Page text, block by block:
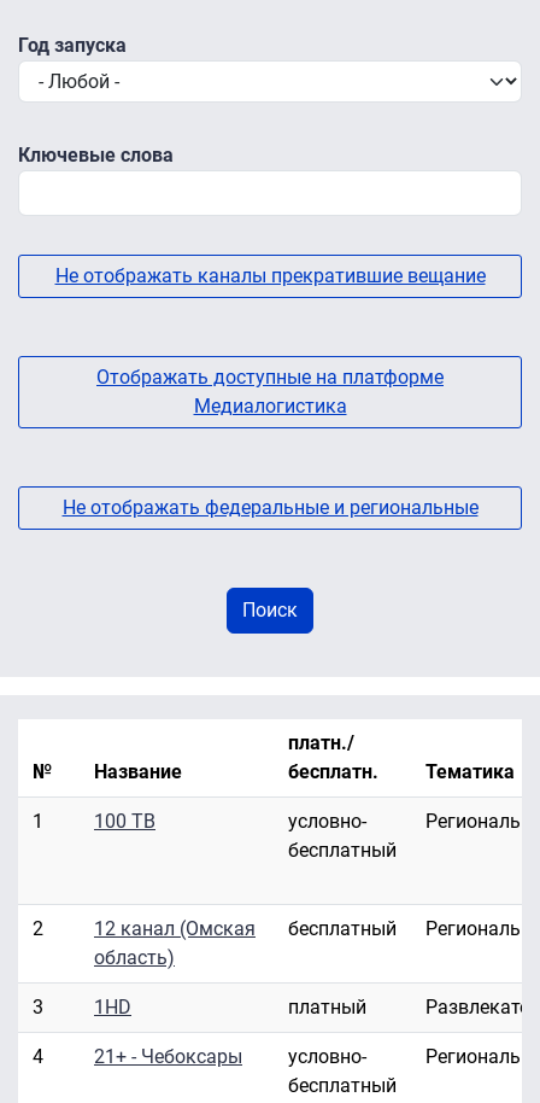
Год запуска
Ключевые слова
Не отображать каналы прекратившие вещание
Отображать доступные на платформе
Медиалогистика
Не отображать федеральные и региональные
№ Название
платн./
бесплатн.
Тематика
1 100 ТВ
условно-
бесплатный
2
12 канал (Омская
область)
бесплатный
3 1HD платный
4 21+ - Чебоксары
условно-
бесплатный